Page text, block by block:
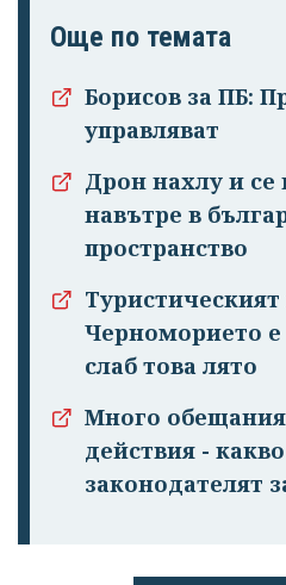
Още по темата
Борисов за ПБ:
управляват
Дрон нахлу и се
навътре в
пространство
Черноморието е
слаб това лято
Много
действия -
законодателят